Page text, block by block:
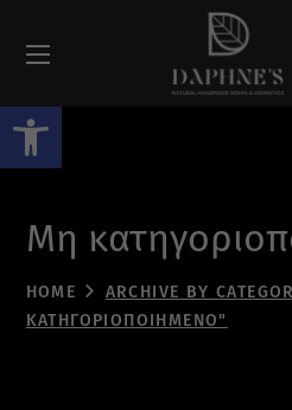
Ανοίξτε τη γραμμή εργαλείων
Μη
HOME
ARCHIVE BY
ΚΑΤΗΓΟΡΙΟΠΟΙΗΜΈΝΟ"